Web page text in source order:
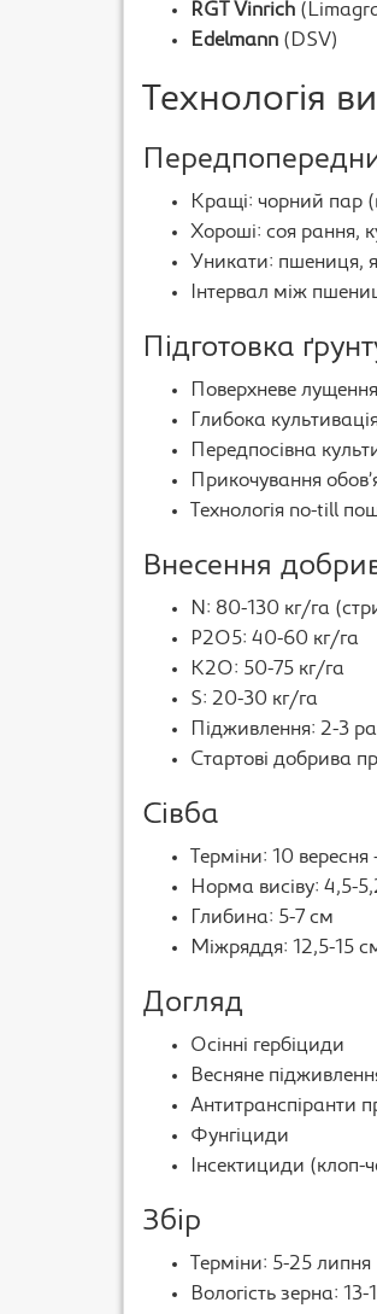
RGT Vinrich
Edelmann (DSV)
Технологія
Кращі: чорний пар
Хороші: соя рання,
Уникати: пшениця,
Інтервал між
Підготовка
Поверхневе
Глибока
Передпосівна
Прикочування
Технологія no-till
Внесення
N: 80-130 кг/га
P2O5: 40-60 кг/га
K2O: 50-75 кг/га
S: 20-30 кг/га
Підживлення: 2-3
Стартові добрива
Сівба
Терміни: 10
Норма висіву: 4,5-
Глибина: 5-7 см
Міжряддя: 12,5-15
Догляд
Осінні гербіциди
Весняне
Антитранспіранти
Фунгіциди
Інсектициди
Збір
Терміни: 5-25 липня
Вологість зерна: 13-